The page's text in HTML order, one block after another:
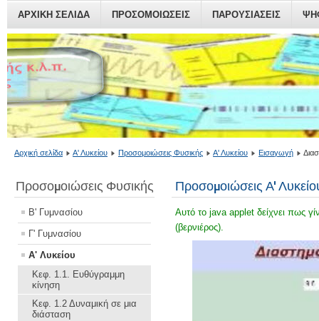
ΑΡΧΙΚΗ ΣΕΛΙΔΑ ΠΡΟΣΟΜΟΙΏΣΕΙΣ ΠΑΡΟΥΣΙΆΣΕΙΣ
Αρχική σελίδα Α' Λυκείου Προσομοιώσεις Φυσικής Α' Λυκείου Εισαγωγή
Προσομοιώσεις Φυσικής
Β' Γυμνασίου
Γ' Γυμνασίου
Α' Λυκείου
Κεφ. 1.1. Ευθύγραμμη
κίνηση
Κεφ. 1.2 Δυναμική σε μια
διάσταση
Προσομοιώσεις Α'
Αυτό το java applet δείχνει πως
(βερνιέρος).